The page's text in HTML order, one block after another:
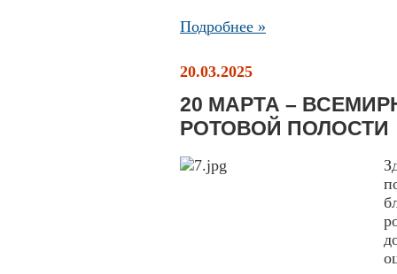
Подробнее »
20.03.2025
20 МАРТА –
РОТОВОЙ ПОЛОСТИ